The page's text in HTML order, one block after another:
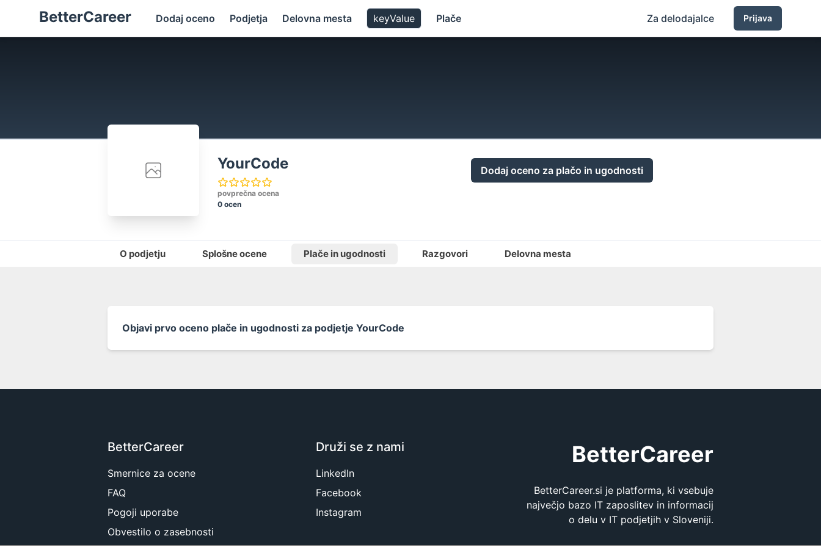
BetterCareer Dodaj oceno Podjetja Delovna mesta keyValue Plače Za delodajalce Prijava
YourCode
povprečna ocena
0 ocen
Dodaj oceno za plačo in ugodnosti
O podjetju Splošne ocene Plače in ugodnosti Razgovori Delovna mesta
Objavi prvo oceno plače in ugodnosti za podjetje YourCode
BetterCareer
Smernice za ocene
FAQ
Pogoji uporabe
Obvestilo o zasebnosti
Druži se z nami
LinkedIn
Facebook
Instagram
BetterCareer
BetterCareer.si je platforma, ki vsebuje
največjo bazo IT zaposlitev in informacij
o delu v IT podjetjih v Sloveniji.